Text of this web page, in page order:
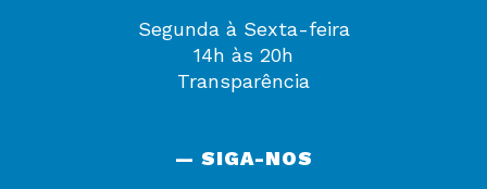
Segunda à Sexta-feira
14h às 20h
Transparência
— SIGA-NOS